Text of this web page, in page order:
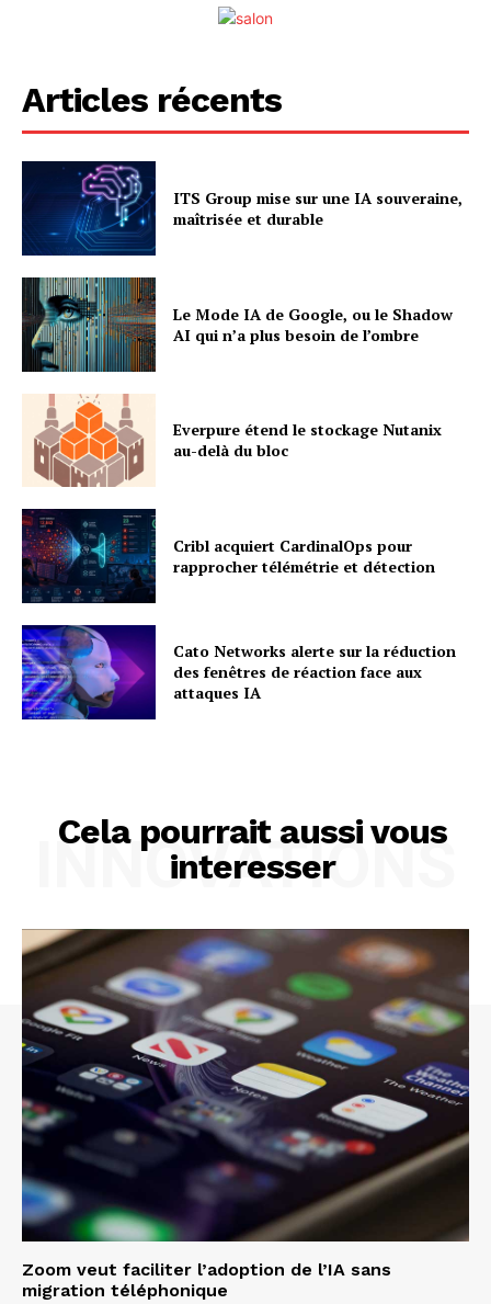
Articles récents
ITS Group mise sur une IA souveraine,
maîtrisée et durable
Le Mode IA de Google, ou le Shadow
AI qui n’a plus besoin de l’ombre
Everpure étend le stockage Nutanix
au-delà du bloc
Cribl acquiert CardinalOps pour
rapprocher télémétrie et détection
Cato Networks alerte sur la réduction
des fenêtres de réaction face aux
attaques IA
Cela pourrait aussi vous
interesser
INNOVATIONS
Zoom veut faciliter l’adoption de l’IA sans
migration téléphonique